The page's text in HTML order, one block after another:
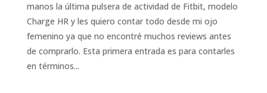
manos la última pulsera de actividad de Fitbit, modelo
Charge HR y les quiero contar todo desde mi ojo
femenino ya que no encontré muchos reviews antes
de comprarlo. Esta primera entrada es para contarles
en términos...